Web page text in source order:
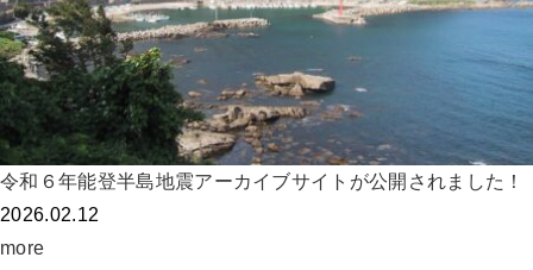
令和６年能登半島地震アーカイブサイトが公開されました！
2026.02.12
more